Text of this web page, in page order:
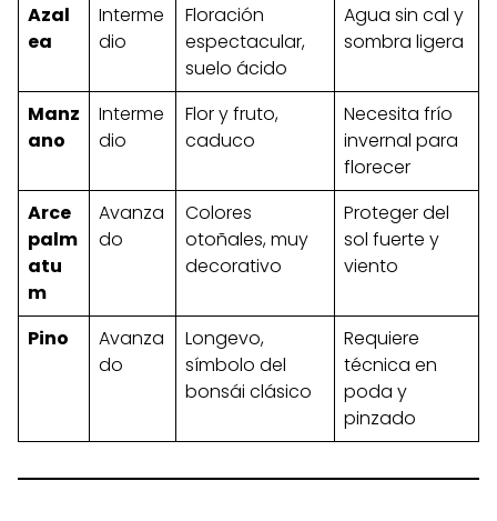
Azal
ea
Interme
dio
Floración
espectacular,
suelo ácido
Agua sin cal y
sombra ligera
Manz
ano
Interme
dio
Flor y fruto,
caduco
Necesita frío
invernal para
florecer
Arce
palm
atu
m
Avanza
do
Colores
otoñales, muy
decorativo
Proteger del
sol fuerte y
viento
Pino
Avanza
do
Longevo,
símbolo del
bonsái clásico
Requiere
técnica en
poda y
pinzado